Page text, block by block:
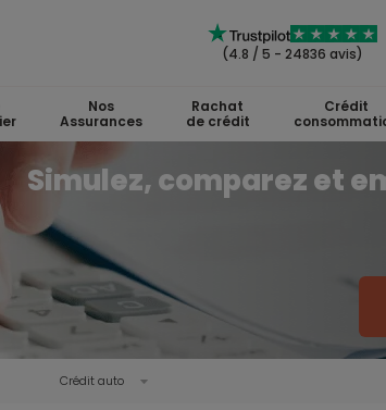
(4.8 / 5 - 24836 avis)
Nos
Assurances
Rachat
de crédit
Crédit
Simulez, comparez et
Crédit auto